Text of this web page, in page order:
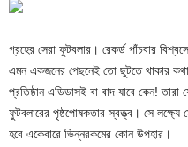
গ্রহের সেরা ফুটবলার। রেকর্ড পাঁচবার
এমন একজনের পেছনেই তো ছুটতে থাকার কথা
প্রতিষ্ঠান এডিডাসই বা বাদ যাবে কেন!
ফুটবলারের পৃষ্ঠপোষকতার স্বত্ত্ব। সে
হবে একেবারে ভিন্নরকমের কোন উপহার।